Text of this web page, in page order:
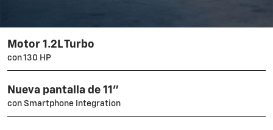
Motor 1.2L Turbo
con 130 HP
Nueva pantalla de 11"
con Smartphone Integration